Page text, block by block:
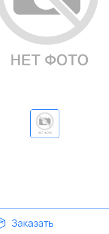
Заказать